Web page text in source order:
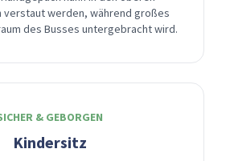
verstaut werden, während großes
des Busses untergebracht wird.
& GEBORGEN
Kindersitz